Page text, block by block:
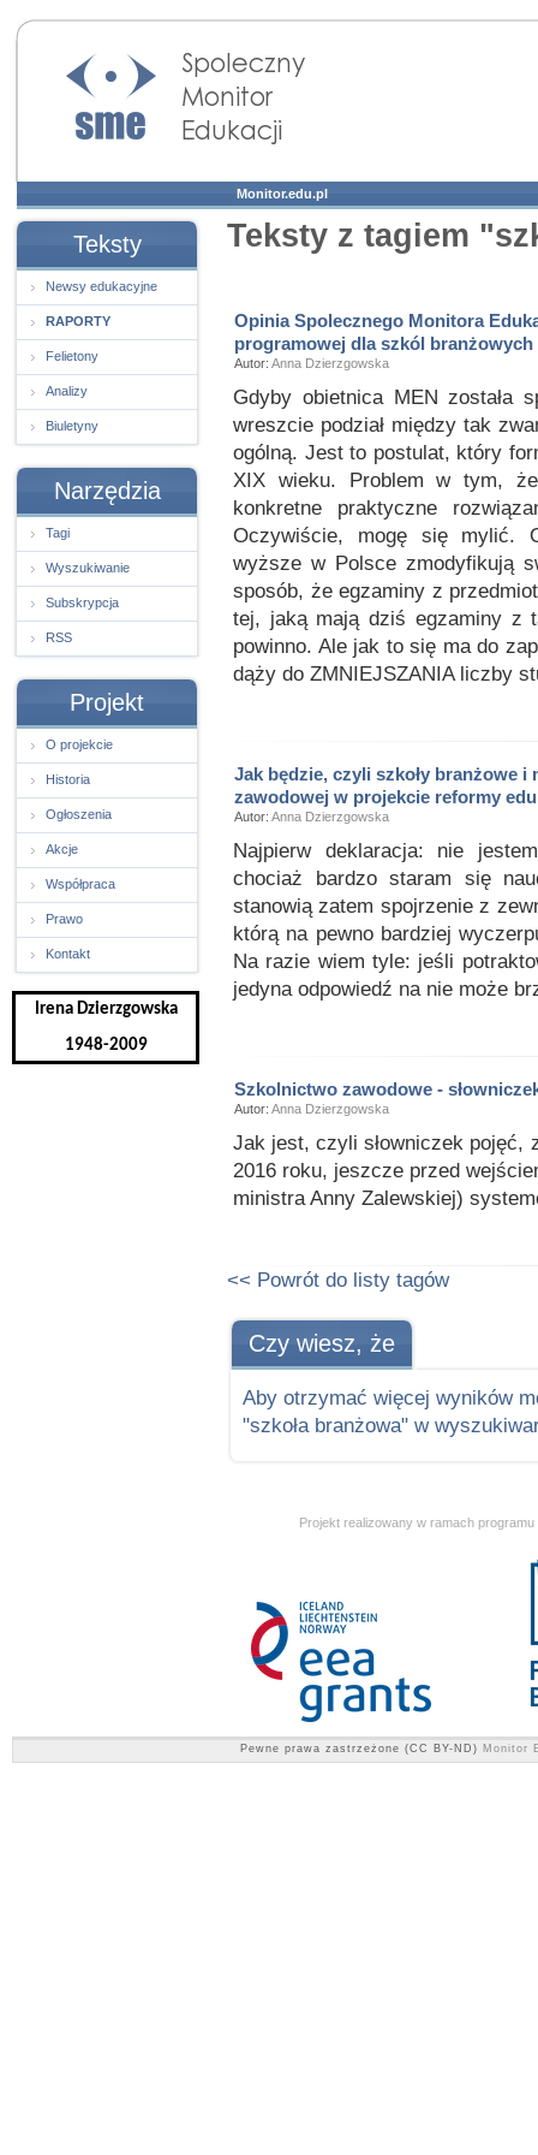
Społeczny Monitor
Edukacji
Monitor.edu.pl
Teksty
Newsy edukacyjne
RAPORTY
Felietony
Analizy
Biuletyny
Narzędzia
Tagi
Wyszukiwanie
Subskrypcja
RSS
Projekt
O projekcie
Historia
Ogłoszenia
Akcje
Współpraca
Prawo
Kontakt
Irena Dzierzgowska
1948-2009
Teksty z tagiem
Opinia Spolecznego Monitora
programowej dla szkól branżowych
Autor: Anna Dzierzgowska
Gdyby obietnica MEN została
wreszcie podział między tak
ogólną. Jest to postulat, który
XIX wieku. Problem w tym,
konkretne praktyczne
Oczywiście, mogę się mylić.
wyższe w Polsce zmodyfikują
sposób, że egzaminy z
tej, jaką mają dziś egzaminy z
powinno. Ale jak to się ma do
dąży do ZMNIEJSZANIA liczby
Jak będzie, czyli szkoły branżowe i
zawodowej w projekcie reformy
Autor: Anna Dzierzgowska
Najpierw deklaracja: nie
chociaż bardzo staram się
stanowią zatem spojrzenie z
którą na pewno bardziej
Na razie wiem tyle: jeśli
jedyna odpowiedź na nie może
Szkolnictwo zawodowe -
Autor: Anna Dzierzgowska
Jak jest, czyli słowniczek pojęć,
2016 roku, jeszcze przed
ministra Anny Zalewskiej)
<< Powrót do listy tagów
Czy wiesz, że
Aby otrzymać więcej wyników
"szkoła branżowa" w
Projekt realizowany w ramach
Pewne prawa zastrzeżone (CC BY-ND) Monitor